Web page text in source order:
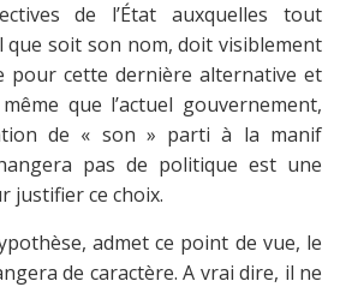
de l’État auxquelles tout
que soit son nom, doit visiblement
pour cette dernière alternative et
que l’actuel gouvernement,
de « son » parti à la manif
pas de politique est une
justifier ce choix.
admet ce point de vue, le
de caractère. A vrai dire, il ne